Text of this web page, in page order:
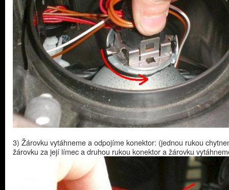
3) Žárovku vytáhneme a odpojíme konektor: (jednou rukou
žárovku za její límec a druhou rukou konektor a žárovku